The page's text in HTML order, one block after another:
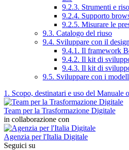
9.2.3. Strumenti e
9.2.4. Supporto
9.2.5. Misurare le
9.3. Catalogo del riuso
9.4. Sviluppare con il
9.4.1. Il framework
9.4.2. Il kit di
9.4.3. Il kit di
9.5. Sviluppare con i
1. Scopo, destinatari e uso del Manuale
Team per la Trasformazione Digitale
in collaborazione con
Agenzia per l'Italia Digitale
Seguici su